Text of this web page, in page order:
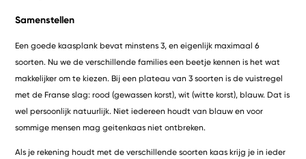
Samenstellen
Een goede kaasplank bevat minstens 3, en eigenlijk maximaal 6
soorten. Nu we de verschillende families een beetje kennen is het wat
makkelijker om te kiezen. Bij een plateau van 3 soorten is de vuistregel
met de Franse slag: rood (gewassen korst), wit (witte korst), blauw. Dat is
wel persoonlijk natuurlijk. Niet iedereen houdt van blauw en voor
sommige mensen mag geitenkaas niet ontbreken.
Als je rekening houdt met de verschillende soorten kaas krijg je in ieder